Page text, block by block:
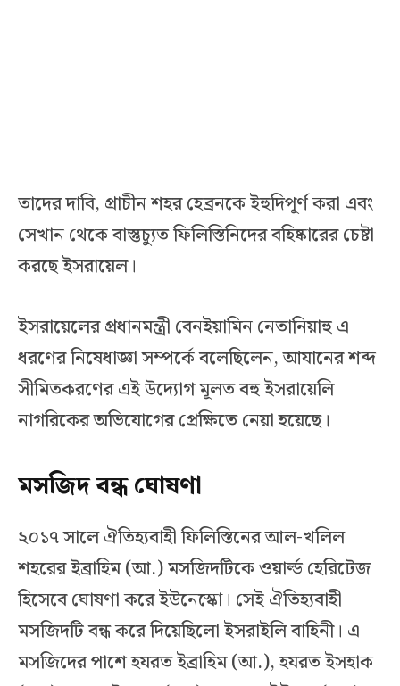
তাদের দাবি, প্রাচীন শহর হেব্রনকে ইহুদিপূর্ণ করা এবং
সেখান থেকে বাস্তুচ্যুত ফিলিস্তিনিদের বহিষ্কারের চেষ্টা
করছে ইসরায়েল।
ইসরায়েলের প্রধানমন্ত্রী বেনইয়ামিন নেতানিয়াহু এ
ধরণের নিষেধাজ্ঞা সম্পর্কে বলেছিলেন, আযানের শব্দ
সীমিতকরণের এই উদ্যোগ মূলত বহু ইসরায়েলি
নাগরিকের অভিযোগের প্রেক্ষিতে নেয়া হয়েছে।
মসজিদ বন্ধ ঘোষণা
২০১৭ সালে ঐতিহ্যবাহী ফিলিস্তিনের আল-খলিল
শহরের ইব্রাহিম (আ.) মসজিদটিকে ওয়ার্ল্ড হেরিটেজ
হিসেবে ঘোষণা করে ইউনেস্কো। সেই ঐতিহ্যবাহী
মসজিদটি বন্ধ করে দিয়েছিলো ইসরাইলি বাহিনী। এ
মসজিদের পাশে হযরত ইব্রাহিম (আ.), হযরত ইসহাক